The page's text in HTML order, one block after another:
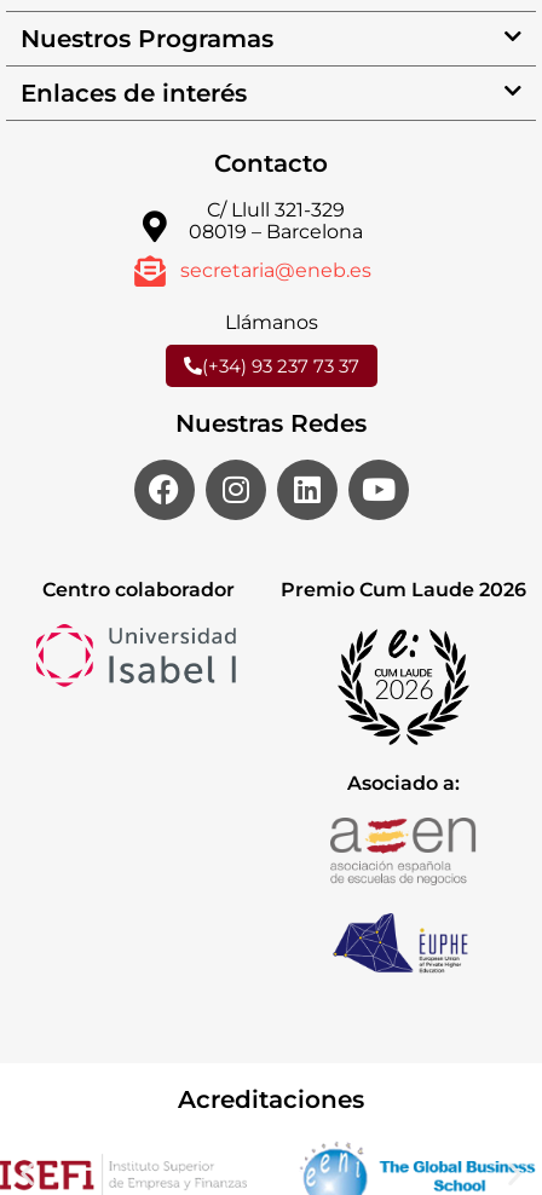
Nuestros Programas
Enlaces de interés
Contacto
C/ Llull 321-329
08019 – Barcelona
secretaria@eneb.es
Llámanos
(+34) 93 237 73 37
Nuestras Redes
Centro colaborador Premio Cum Laude 2026
Asociado a:
Acreditaciones